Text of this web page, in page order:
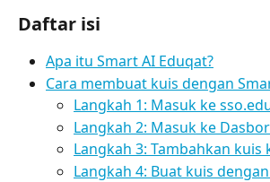
Daftar isi
Apa itu Smart AI Eduqat?
Cara membuat kuis dengan
Langkah 1: Masuk ke
Langkah 2: Masuk ke
Langkah 3: Tambahkan kuis
Langkah 4: Buat kuis